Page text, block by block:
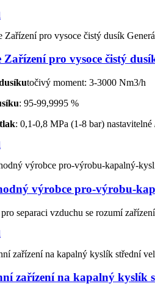
Zařízení pro vysoce čistý
točivý moment: 3-3000 Nm3/h
: 95-99,9995 %
: 0,1-0,8 MPa (1-8 bar)
výrobce pro-výrobu-
separaci vzduchu se rozumí
zařízení na kapalný kyslík